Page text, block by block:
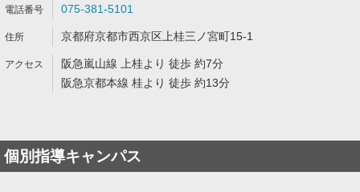
075-381-5101
京都府京都市西京区上桂三ノ宮町15-1
阪急嵐山線 上桂より 徒歩 約7分
阪急京都本線 桂より 徒歩 約13分
個別指導キャンパス